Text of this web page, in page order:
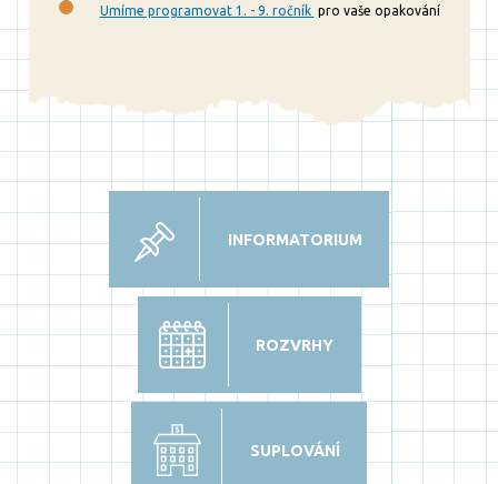
Umíme programovat 1. - 9. ročník pro vaše opakování
INFORMATORIUM
ROZVRHY
SUPLOVÁNÍ